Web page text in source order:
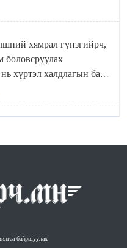
хямрал гүнзгийрч,
боловсруулах
хүртэл халдлагын бай
байршуулах